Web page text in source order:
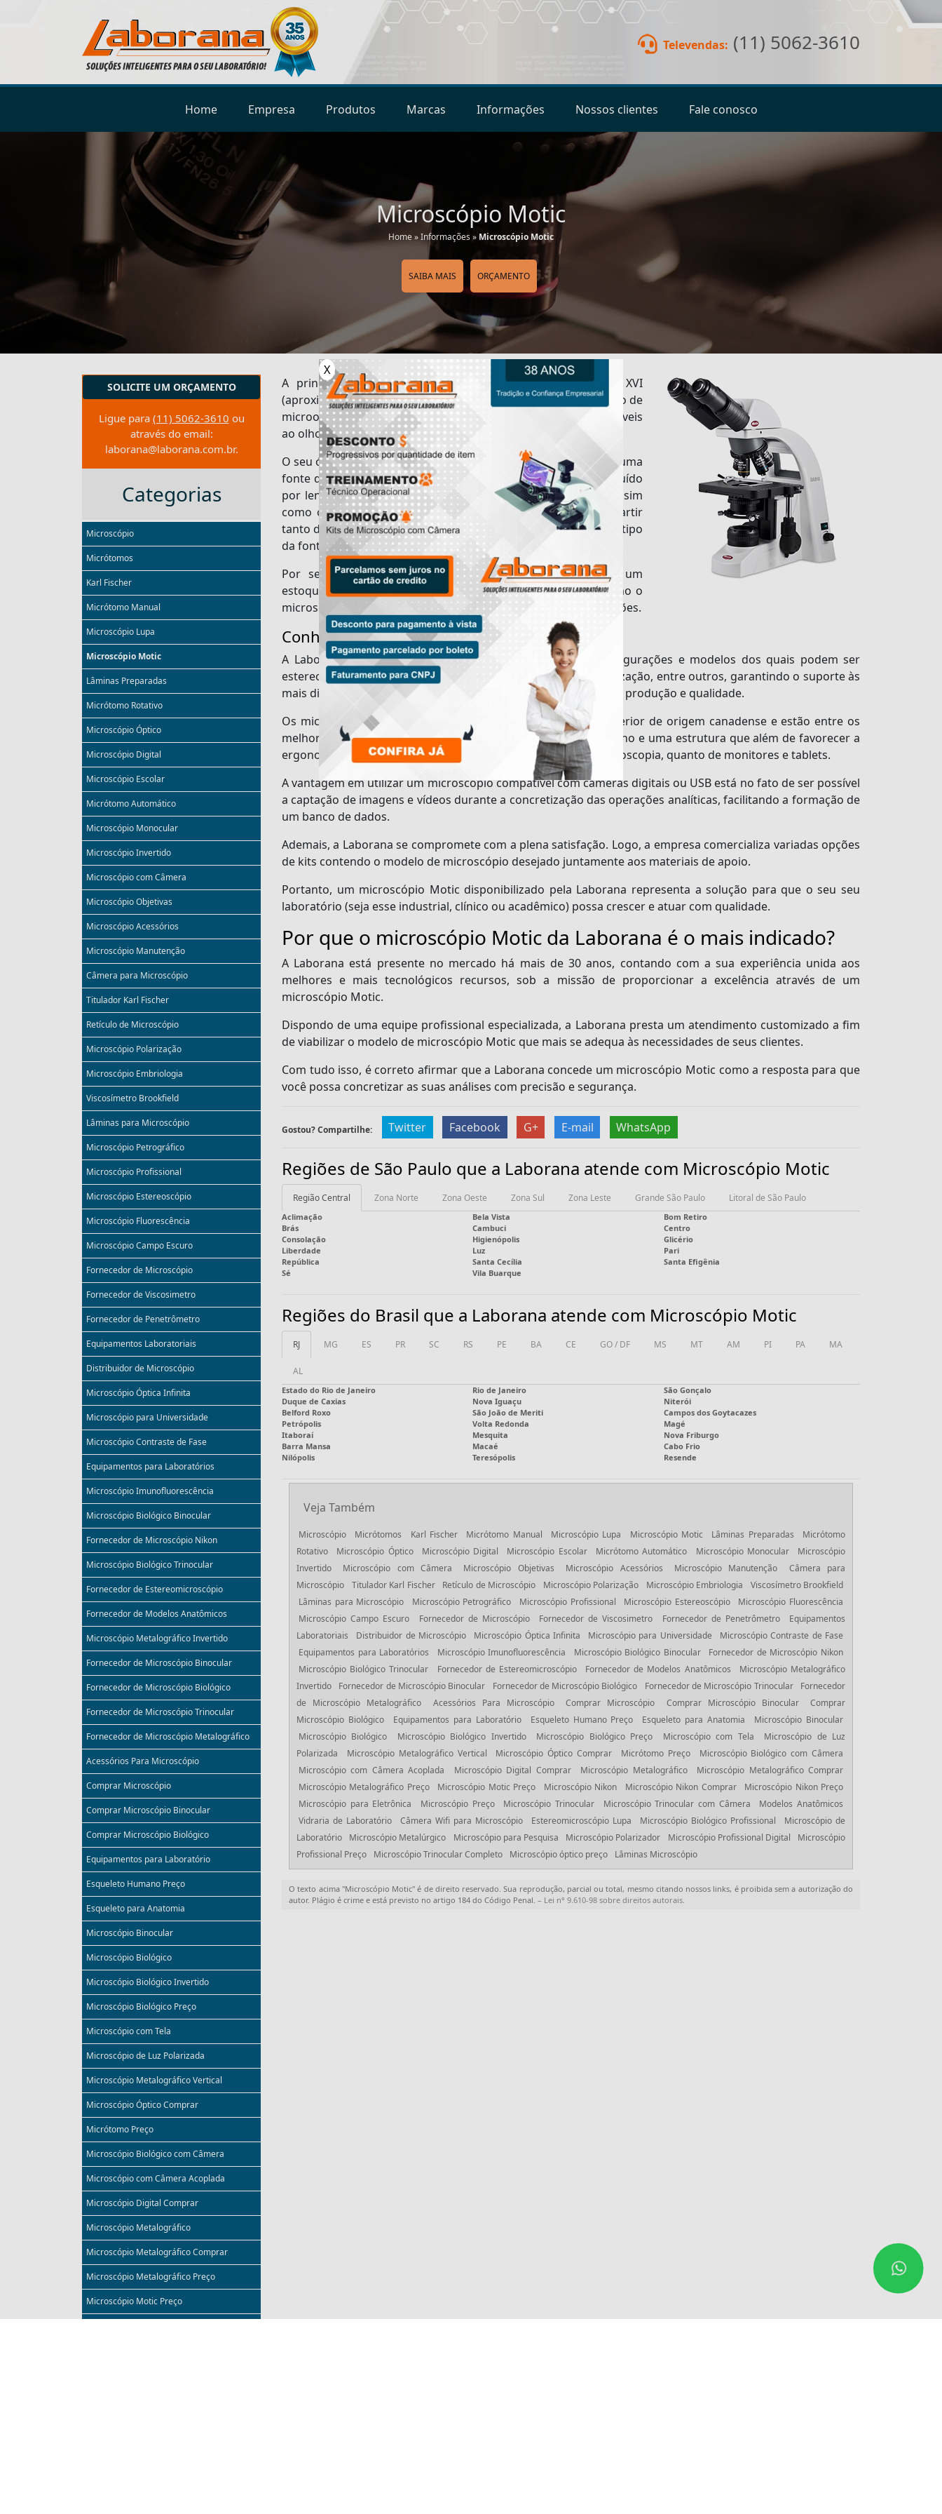
Televendas: (11) 5062-3610
Home Empresa Produtos Marcas Informações Nossos clientes Fale conosco
Microscópio Motic
Home»Informações» Microscópio Motic
SAIBA MAIS ORÇAMENTO
SOLICITE UM ORÇAMENTO
Ligue para (11) 5062-3610 ou
através do email:
laborana@laborana.com.br.
Categorias
Microscópio
Micrótomos
Karl Fischer
Micrótomo Manual
Microscópio Lupa
Microscópio Motic
Lâminas Preparadas
Micrótomo Rotativo
Microscópio Óptico
Microscópio Digital
Microscópio Escolar
Micrótomo Automático
Microscópio Monocular
Microscópio Invertido
Microscópio com Câmera
Microscópio Objetivas
Microscópio Acessórios
Microscópio Manutenção
Câmera para Microscópio
Titulador Karl Fischer
Retículo de Microscópio
Microscópio Polarização
Microscópio Embriologia
Viscosímetro Brookfield
Lâminas para Microscópio
Microscópio Petrográfico
Microscópio Profissional
Microscópio Estereoscópio
Microscópio Fluorescência
Microscópio Campo Escuro
Fornecedor de Microscópio
Fornecedor de Viscosimetro
Fornecedor de Penetrômetro
Equipamentos Laboratoriais
Distribuidor de Microscópio
Microscópio Óptica Infinita
Microscópio para Universidade
Microscópio Contraste de Fase
Equipamentos para Laboratórios
Microscópio Imunofluorescência
Microscópio Biológico Binocular
Fornecedor de Microscópio Nikon
Microscópio Biológico Trinocular
Fornecedor de Estereomicroscópio
Fornecedor de Modelos Anatômicos
Microscópio Metalográfico Invertido
Fornecedor de Microscópio Binocular
Fornecedor de Microscópio Biológico
Fornecedor de Microscópio Trinocular
Fornecedor de Microscópio Metalográfico
Acessórios Para Microscópio
Comprar Microscópio
Comprar Microscópio Binocular
Comprar Microscópio Biológico
Equipamentos para Laboratório
Esqueleto Humano Preço
Esqueleto para Anatomia
Microscópio Binocular
Microscópio Biológico
Microscópio Biológico Invertido
Microscópio Biológico Preço
Microscópio com Tela
Microscópio de Luz Polarizada
Microscópio Metalográfico Vertical
Microscópio Óptico Comprar
Micrótomo Preço
Microscópio Biológico com Câmera
Microscópio com Câmera Acoplada
Microscópio Digital Comprar
Microscópio Metalográfico
Microscópio Metalográfico Comprar
Microscópio Metalográfico Preço
Microscópio Motic Preço
A princípio, o microscópio surgiu em meados do século XVI
(aproximadamente 1590) com a função de permitir a observação de
microorganismos e de objetos que não apenas são imperceptíveis
ao olho nu, mas também, podem ser opacos ou transparentes.
O seu ótimo funcionamento é devido ao fato de ser provido de uma
fonte de luz especial em conjunto a um sistema óptico constituído
por lentes de cristal. Como consequência disso, a aplicação, assim
como o modelo de um microscópio podem ser definido a partir
tanto do posicionamento e a quantidade das lentes, quanto do tipo
da fonte luminosa.
Por ser uma empresa que se responsabiliza em possuir um
estoque completo, a Laborana disponibiliza produtos, tais como o
microscópio Motic
, ideais para sanar as mais exigentes solicitações.
Conheça um pouco sobre o microscópio Motic
A Laborana oferece omicroscópio Motic
em diferentes configurações e modelos dos quais podem ser
estereomicroscópio, trinocular invertido, microscópio de polarização, entre outros, garantindo o suporte às
mais diversas operações acadêmicas, clínicas e para controle de produção e qualidade.
Os microscópios da marca Motic são de qualidade óptica superior de origem canadense e estão entre os
melhores microscópios do mundo, possuem um design moderno e uma estrutura que além de favorecer a
ergonomia, permite a fixação e uso tanto de câmeras para microscopia, quanto de monitores e tablets.
A vantagem em utilizar um microscópio compatível com câmeras digitais ou USB está no fato de ser possível
a captação de imagens e vídeos durante a concretização das operações analíticas, facilitando a formação de
um banco de dados.
Ademais, a Laborana se compromete com a plena satisfação. Logo, a empresa comercializa variadas opções
de kits contendo o modelo de microscópio desejado juntamente aos materiais de apoio.
Portanto, um microscópio Motic disponibilizado pela Laborana representa a solução para que o seu seu
laboratório (seja esse industrial, clínico ou acadêmico) possa crescer e atuar com qualidade.
Por que o microscópio Motic da Laborana é o mais indicado?
A Laborana está presente no mercado há mais de 30 anos, contando com a sua experiência unida aos
melhores e mais tecnológicos recursos, sob a missão de proporcionar a excelência através de um
microscópio Motic.
Dispondo de uma equipe profissional especializada, a Laborana presta um atendimento customizado a fim
de viabilizar o modelo de microscópio Motic que mais se adequa às necessidades de seus clientes.
Com tudo isso, é correto afirmar que a Laborana concede um microscópio Motic como a resposta para que
você possa concretizar as suas análises com precisão e segurança.
Gostou? Compartilhe: Twitter Facebook G+ E-mail WhatsApp
Regiões de São Paulo que a Laborana atende com Microscópio Motic
Região Central Zona Norte Zona Oeste Zona Sul Zona Leste Grande São Paulo Litoral de São Paulo
Aclimação Bela Vista
Bom Retiro
Brás
Cambuci
Centro
Consolação
Higienópolis
Glicério
Liberdade
Luz
Pari
República
Santa Cecília
Santa Efigênia
Sé
Vila Buarque
Regiões do Brasil que a Laborana atende com Microscópio Motic
RJ MG ES PR SC RS PE BA CE GO / DF MS MT AM PI PA MA
AL
Estado do Rio de Janeiro Rio de Janeiro
São Gonçalo
Duque de Caxias
Nova Iguaçu
Niterói
Belford Roxo
São João de Meriti
Campos dos Goytacazes
Petrópolis
Volta Redonda
Magé
Itaboraí
Mesquita
Nova Friburgo
Barra Mansa
Macaé
Cabo Frio
Nilópolis
Teresópolis Resende
Veja Também
Microscópio Micrótomos Karl Fischer Micrótomo Manual Microscópio Lupa Microscópio Motic Lâminas Preparadas
Micrótomo
Rotativo
Microscópio Óptico Microscópio Digital Microscópio Escolar Micrótomo Automático Microscópio Monocular
Microscópio
Invertido
Microscópio com Câmera Microscópio Objetivas Microscópio Acessórios Microscópio Manutenção
Câmera para
Microscópio
Titulador Karl Fischer Retículo de Microscópio Microscópio Polarização Microscópio Embriologia
Viscosímetro Brookfield
Lâminas para Microscópio
Microscópio Petrográfico Microscópio Profissional Microscópio Estereoscópio
Microscópio Fluorescência
Microscópio Campo Escuro
Fornecedor de Microscópio Fornecedor de Viscosimetro Fornecedor de Penetrômetro
Equipamentos
Laboratoriais
Distribuidor de Microscópio Microscópio Óptica Infinita Microscópio para Universidade
Microscópio Contraste de Fase
Equipamentos para Laboratórios
Microscópio Imunofluorescência Microscópio Biológico Binocular
Fornecedor de Microscópio Nikon
Microscópio Biológico Trinocular
Fornecedor de Estereomicroscópio Fornecedor de Modelos Anatômicos
Microscópio Metalográfico
Invertido
Fornecedor de Microscópio Binocular Fornecedor de Microscópio Biológico Fornecedor de Microscópio Trinocular
Fornecedor
de Microscópio Metalográfico
Acessórios Para Microscópio Comprar Microscópio Comprar Microscópio Binocular
Comprar
Microscópio Biológico
Equipamentos para Laboratório Esqueleto Humano Preço Esqueleto para Anatomia
Microscópio Binocular
Microscópio Biológico
Microscópio Biológico Invertido Microscópio Biológico Preço Microscópio com Tela
Microscópio de Luz
Polarizada
Microscópio Metalográfico Vertical Microscópio Óptico Comprar Micrótomo Preço
Microscópio Biológico com Câmera
Microscópio com Câmera Acoplada
Microscópio Digital Comprar Microscópio Metalográfico
Microscópio Metalográfico Comprar
Microscópio Metalográfico Preço
Microscópio Motic Preço Microscópio Nikon Microscópio Nikon Comprar
Microscópio Nikon Preço
Microscópio para Eletrônica
Microscópio Preço Microscópio Trinocular Microscópio Trinocular com Câmera
Modelos Anatômicos
Vidraria de Laboratório
Câmera Wifi para Microscópio Estereomicroscópio Lupa Microscópio Biológico Profissional
Microscópio de
Laboratório
Microscópio Metalúrgico Microscópio para Pesquisa Microscópio Polarizador Microscópio Profissional Digital
Microscópio
Profissional Preço
Microscópio Trinocular Completo Microscópio óptico preço Lâminas Microscópio
O texto acima "Microscópio Motic" é de direito reservado. Sua reprodução, parcial ou total, mesmo citando nossos links, é proibida sem a autorização do
autor. Plágio é crime e está previsto no artigo 184 do Código Penal. – Lei n° 9.610-98 sobre direitos autorais
X